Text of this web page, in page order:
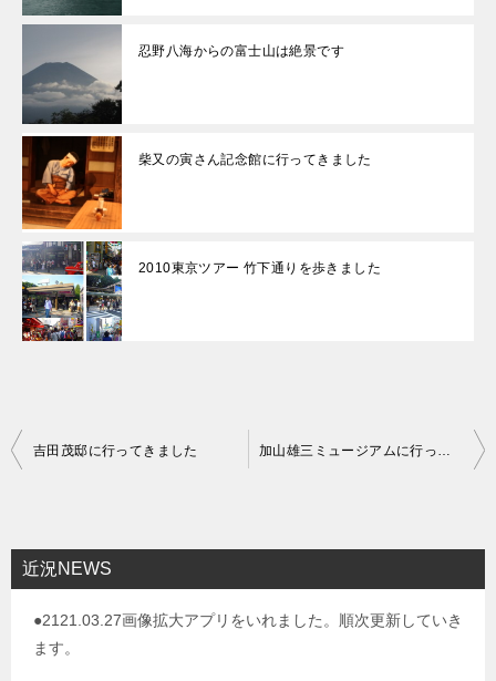
忍野八海からの富士山は絶景です
柴又の寅さん記念館に行ってきました
2010東京ツアー 竹下通りを歩きました
投
ビ
ゲ
吉田茂邸に行ってきました
近況NEWS
●2121.03.27画像拡大アプリをいれました。順次更新していき
ます。